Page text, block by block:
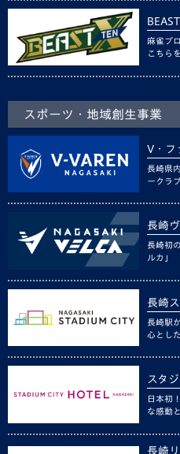
麻雀プ
こちら
スポーツ・地域創生事業
V・フ
長崎県
ークラ
長崎
長崎初
ルカ」
長崎
長崎駅
心とし
スタ
日本初
な感動
長崎